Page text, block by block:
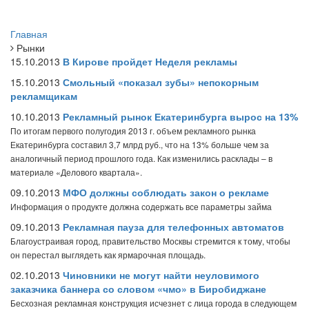
Главная
Рынки
15.10.2013 В Кирове пройдет Неделя рекламы
15.10.2013 Смольный «показал зубы» непокорным
рекламщикам
10.10.2013 Рекламный рынок Екатеринбурга вырос на 13%
По итогам первого полугодия 2013 г. объем рекламного рынка
Екатеринбурга составил 3,7 млрд руб., что на 13% больше чем за
аналогичный период прошлого года. Как изменились расклады – в
материале «Делового квартала».
09.10.2013 МФО должны соблюдать закон о рекламе
Информация о продукте должна содержать все параметры займа
09.10.2013 Рекламная пауза для телефонных автоматов
Благоустраивая город, правительство Москвы стремится к тому, чтобы
он перестал выглядеть как ярмарочная площадь.
02.10.2013 Чиновники не могут найти неуловимого
заказчика баннера со словом «чмо» в Биробиджане
Бесхозная рекламная конструкция исчезнет с лица города в следующем